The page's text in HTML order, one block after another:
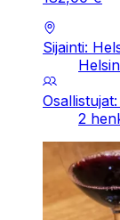
Sijainti:
2